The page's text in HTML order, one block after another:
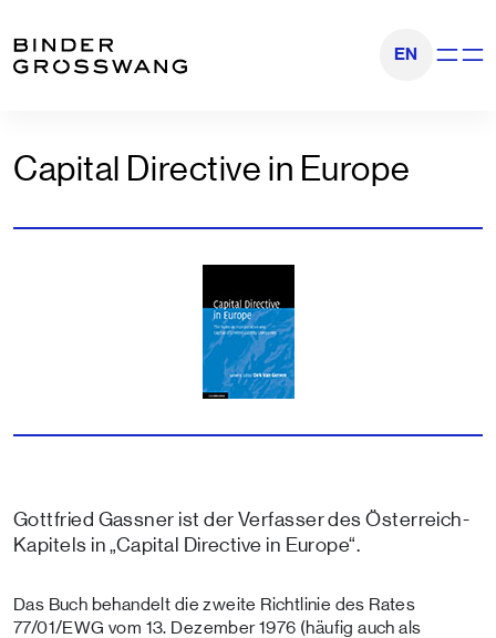
EN
Capital Directive in Europe
Gottfried Gassner ist der Verfasser des Österreich-
Kapitels in „Capital Directive in Europe“.
Das Buch behandelt die zweite Richtlinie des Rates
77/01/EWG vom 13. Dezember 1976 (häufig auch als